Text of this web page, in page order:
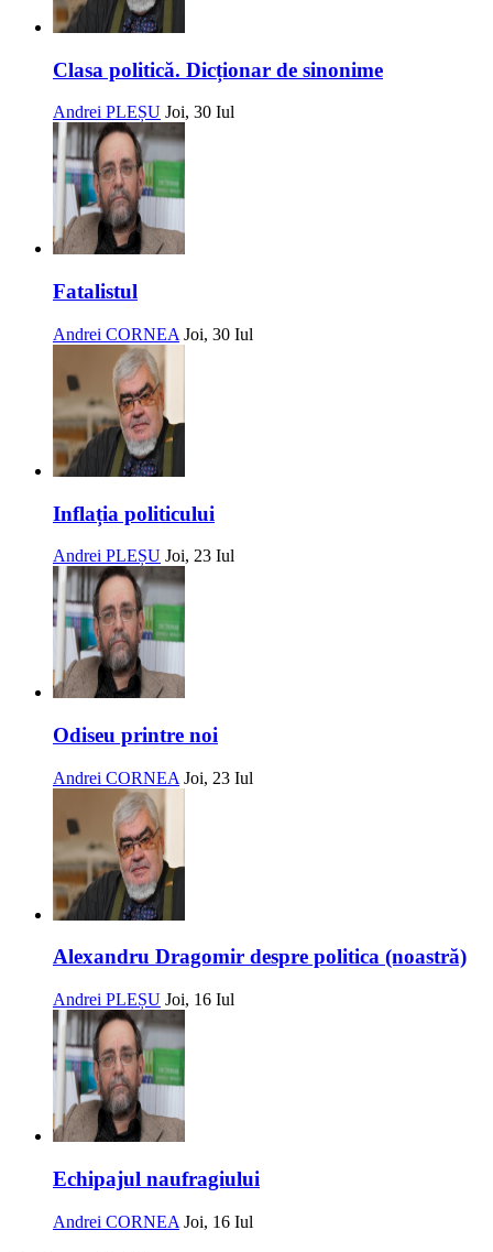
Clasa politică. Dicționar de sinonime
Andrei PLEȘU Joi, 30 Iul
Fatalistul
Andrei CORNEA Joi, 30 Iul
Inflația politicului
Andrei PLEȘU Joi, 23 Iul
Odiseu printre noi
Andrei CORNEA Joi, 23 Iul
Alexandru Dragomir despre politica (noastră)
Andrei PLEȘU Joi, 16 Iul
Echipajul naufragiului
Andrei CORNEA Joi, 16 Iul